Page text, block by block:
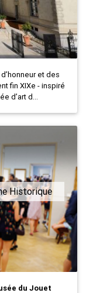
et des
fin XIXe - inspiré
d’art d...
Historique
du Jouet